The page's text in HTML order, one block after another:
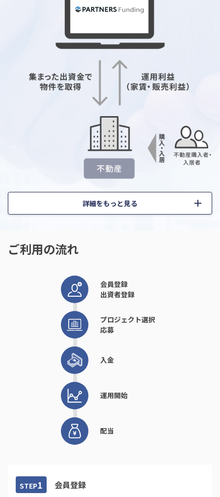
詳細をもっと見る add
4つのポイント
預金・公社債などと比較し「高い利回り」が期待できます
少額からでも投資が行えるため、まとまった資金が無い方
や、気軽にまずは投資を体験したい方でもご利用いただけま
ご利用の流れ
会員登録
出資者登録
プロジェクト選択
応募
入金
運用開始
配当
STEP1 会員登録